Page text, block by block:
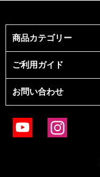
商品カテゴリー
ご利用ガイド
お問い合わせ